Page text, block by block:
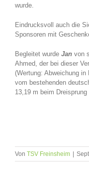
wurde.
Eindrucksvoll auch die
Sponsoren mit
Begleitet wurde Jan von
Ahmed, der bei dieser
(Wertung: Abweichung
vom bestehenden
13,19 m beim
Von TSV Freinsheim